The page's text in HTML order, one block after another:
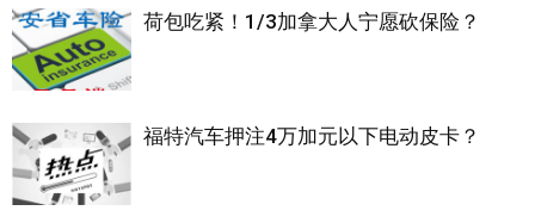
荷包吃紧！1/3加拿大人宁愿砍保险？
福特汽车押注4万加元以下电动皮卡？